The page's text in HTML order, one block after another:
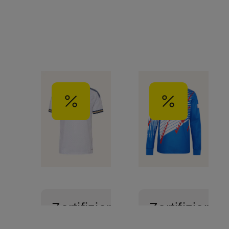
Zertifiziert Zertifiziert